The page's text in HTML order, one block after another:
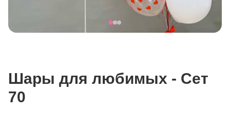
Шары для любимых - Сет
70